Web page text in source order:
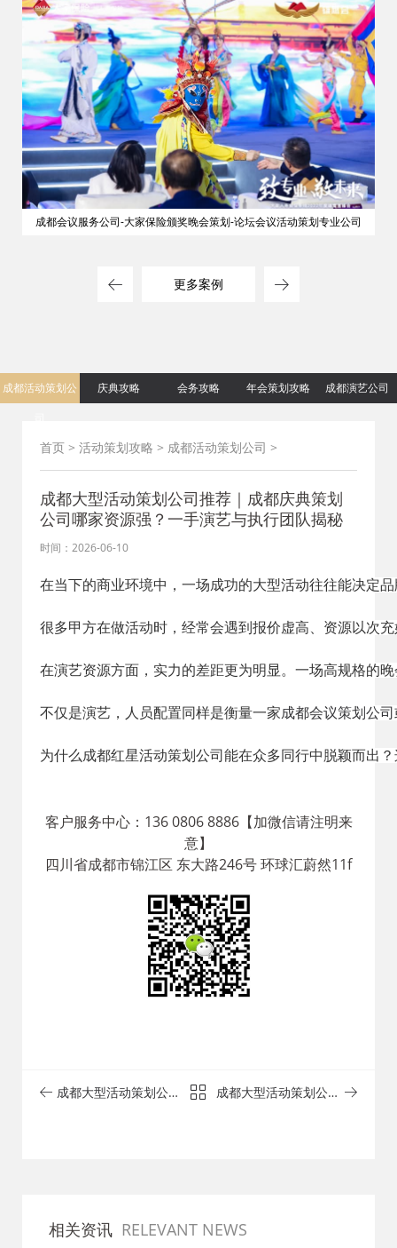
成都会议服务公司-大家保险颁奖晚会策划-论坛会议活动策划专业公司
更多案例
成都活动策划公
庆典攻略 会务攻略 年会策划攻略 成都演艺公司
首页 > 活动策划攻略 > 成都活动策划公司 >
成都大型活动策划公司推荐｜成都庆典策划
公司哪家资源强？一手演艺与执行团队揭秘
时间：2026-06-10
在当下的商业环境中，一场成功的大型活动往往能决定
很多甲方在做活动时，经常会遇到报价虚高、资源以次
在演艺资源方面，实力的差距更为明显。一场高规格的
不仅是演艺，人员配置同样是衡量一家成都会议策划公司
为什么成都红星活动策划公司能在众多同行中脱颖而出
客户服务中心：136 0806 8886【加微信请注明来
意】
四川省成都市锦江区 东大路246号 环球汇蔚然11f
成都大型活动策划公司
成都大型活动策划公司
相关资讯 RELEVANT NEWS